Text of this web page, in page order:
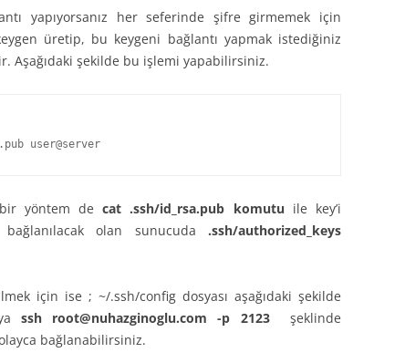
yapıyorsanız her seferinde şifre girmemek için
üretip, bu keygeni bağlantı yapmak istediğiniz
Aşağıdaki şekilde bu işlemi yapabilirsiniz.
user@server
bir yöntem decat .ssh/id_rsa.pub komutu ile key’i
olan sunucuda .ssh/authorized_keys
için ise ; ~/.ssh/config dosyası aşağıdaki şekilde
ssh root@nuhazginoglu.com -p 2123şeklinde
bağlanabilirsiniz.